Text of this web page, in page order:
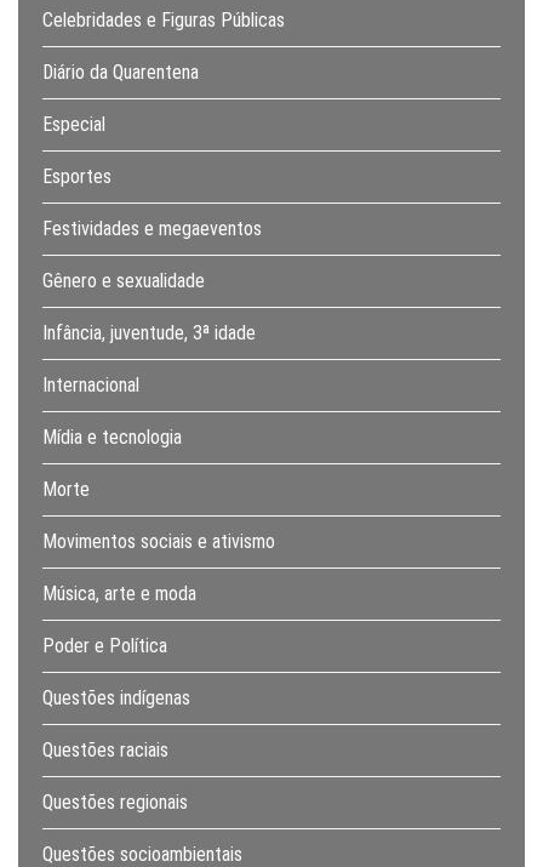
Celebridades e Figuras Públicas
Diário da Quarentena
Especial
Esportes
Festividades e megaeventos
Gênero e sexualidade
Infância, juventude, 3ª idade
Internacional
Mídia e tecnologia
Morte
Movimentos sociais e ativismo
Música, arte e moda
Poder e Política
Questões indígenas
Questões raciais
Questões regionais
Questões socioambientais